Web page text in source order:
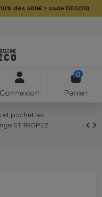
dès 400€ > code DECO10
Connexion
0
Panier
et pochettes
ST TROPEZ